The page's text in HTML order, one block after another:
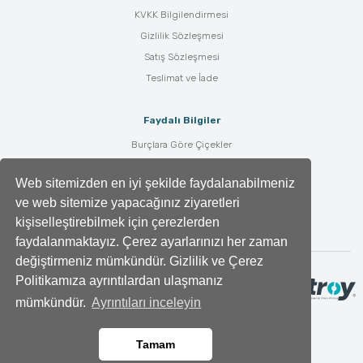
Web sitemizden en iyi şekilde faydalanabilmeniz
ve web sitemize yapacağınız ziyaretleri
kişiselleştirebilmek için çerezlerden
faydalanmaktayız. Çerez ayarlarınızı her zaman
değiştirmeniz mümkündür. Gizlilik ve Çerez
Politikamıza ayrıntılardan ulaşmanız
mümkündür. Ayrıntıları inceleyin
Tamam
KVKK Bilgilendirmesi
Gizlilik Sözleşmesi
Satış Sözleşmesi
Teslimat ve İade
Faydalı Bilgiler
Burçlara Göre Çiçekler
Çiçek Anlamları
Tüm Blog Yazıları